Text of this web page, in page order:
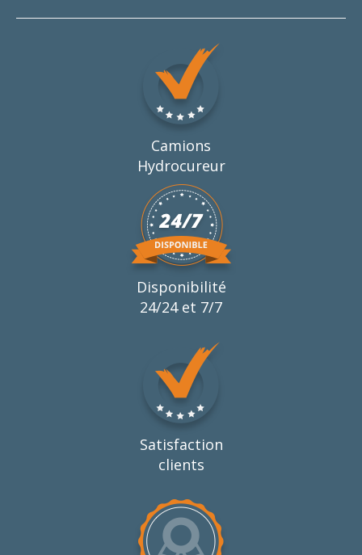
Camions
Hydrocureur
Disponibilité
24/24 et 7/7
Satisfaction
clients